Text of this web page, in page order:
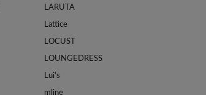
LARUTA
Lattice
LOCUST
LOUNGEDRESS
Lui's
mline